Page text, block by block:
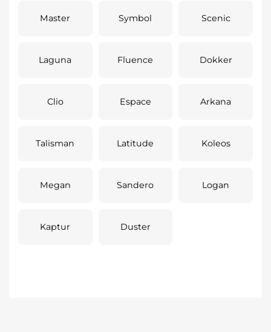
Master Symbol Scenic
Laguna Fluence Dokker
Clio Espace Arkana
Talisman Latitude Koleos
Megan Sandero Logan
Kaptur Duster